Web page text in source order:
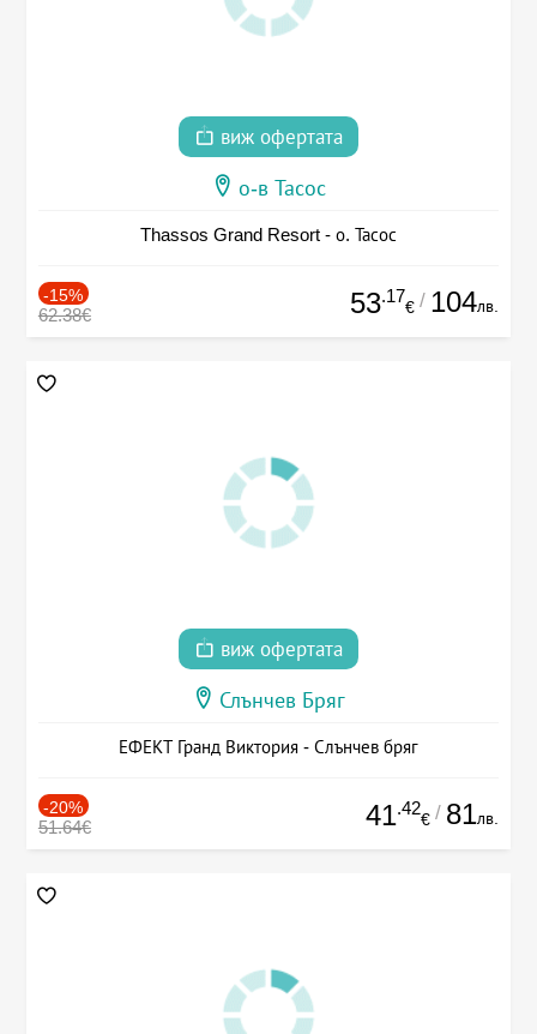
виж офертата
о-в Тасос
Thassos Grand Resort - о. Тасос
-15%
62.38€ 53.17
€ / 104лв.
виж офертата
Слънчев Бряг
ЕФЕКТ Гранд Виктория - Слънчев бряг
-20%
51.64€ 41.42
€ / 81лв.